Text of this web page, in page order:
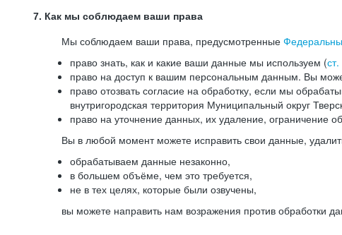
7. Как мы соблюдаем ваши права
Мы соблюдаем ваши права, предусмотренные
право знать, как и какие ваши данные мы используем (
право на доступ к вашим персональным данным. Вы
право отозвать согласие на обработку, если мы
внутригородская территория Муниципальный округ
право на уточнение данных, их удаление, ограничение
Вы в любой момент можете исправить свои данные,
обрабатываем данные незаконно,
в большем объёме, чем это требуется,
не в тех целях, которые были озвучены,
вы можете направить нам возражения против обработки